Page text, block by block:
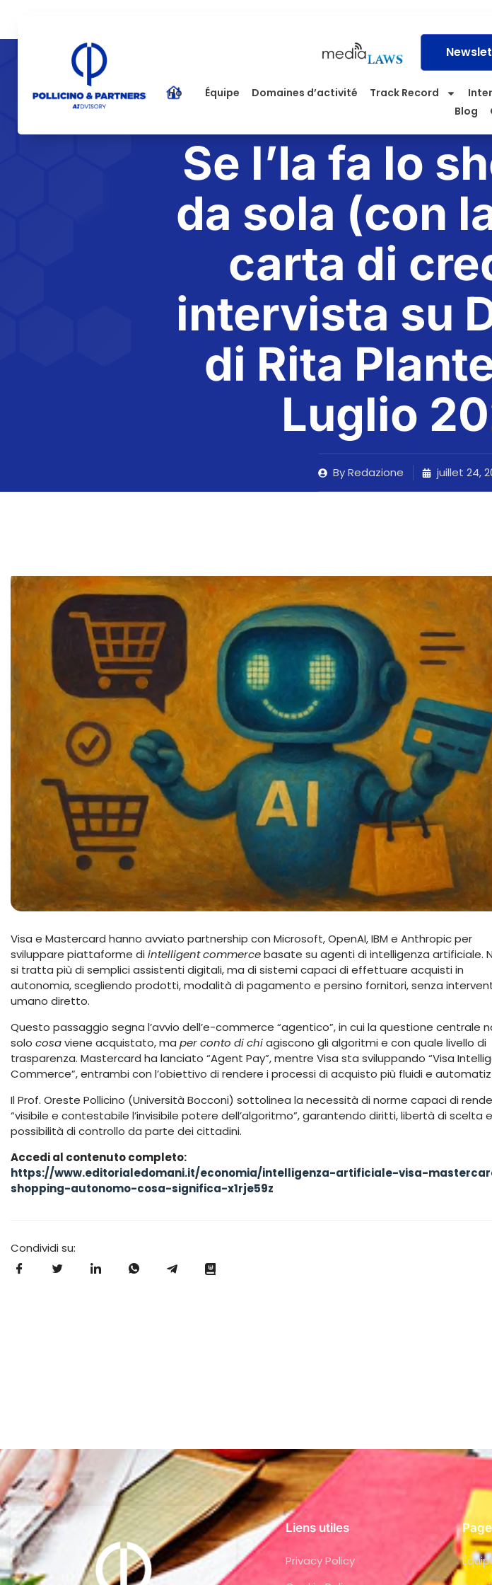
Home Équipe Domaines d’activité Track Record
Blog
Se l’Ia fa lo
da sola (con
carta di
intervista su
di Rita
Luglio
ByRedazione juillet 24,
Visa e Mastercard hanno avviato partnership con Microsoft, OpenAI, IBM e Anthropic per
sviluppare piattaforme diintelligent commercebasate su agenti di intelligenza artificiale.
si tratta più di semplici assistenti digitali, ma di sistemi capaci di effettuare acquisti in
autonomia, scegliendo prodotti, modalità di pagamento e persino fornitori, senza
umano diretto.
Questo passaggio segna l’avvio dell’e-commerce “agentico”, in cui la questione centrale
solo cosaviene acquistato, ma per conto di chiagiscono gli algoritmi e con quale livello di
trasparenza. Mastercard ha lanciato “Agent Pay”, mentre Visa sta sviluppando “Visa
Commerce”, entrambi con l’obiettivo di rendere i processi di acquisto più fluidi e
Il Prof. Oreste Pollicino (Università Bocconi) sottolinea la necessità di norme capaci di
“visibile e contestabile l’invisibile potere dell’algoritmo”, garantendo diritti, libertà di scelta e
possibilità di controllo da parte dei cittadini.
Accedi al contenuto completo:
https://www.editorialedomani.it/economia/intelligenza-artificiale-visa-
shopping-autonomo-cosa-significa-x1rje59z
Condividi su:
Liens utiles
Privacy Policy